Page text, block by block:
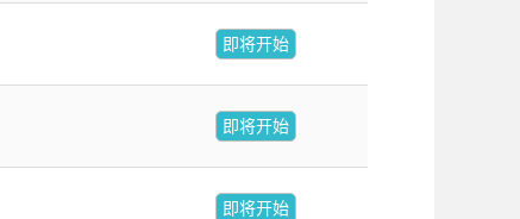
即将开始
即将开始
即将开始